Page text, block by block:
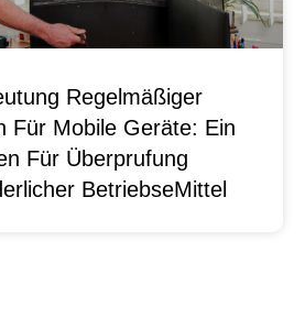
Regelmäßiger
Für Mobile Geräte: Ein
Für Überprufung
BetriebseMittel